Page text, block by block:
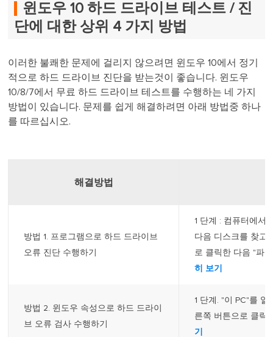
윈도우 10 하드 드라이브 테스트 / 진
단에 대한 상위 4 가지 방법
이러한 불쾌한 문제에 걸리지 않으려면 윈도우 10에서 정기
적으로 하드 드라이브 진단을 받는것이 좋습니다. 윈도우
10/8/7에서 무료 하드 드라이브 테스트를 수행하는 네 가지
방법이 있습니다. 문제를 쉽게 해결하려면 아래 방법중 하나
를 따르십시오.
해결방법
방법 1. 프로그램으로 하드 드라이브
오류 진단 수행하기
1 단계 : 컴퓨터에서
다음 디스크를 찾고
로 클릭한 다음 "파
히 보기
방법 2. 윈도우 속성으로 하드 드라이
브 오류 검사 수행하기
1 단계. "이 PC"를
른쪽 버튼으로 클릭
기